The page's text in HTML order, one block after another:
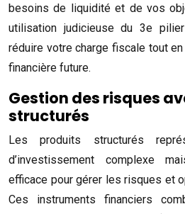
besoins de liquidité et de vos
utilisation judicieuse du 3e
réduire votre charge fiscale tout
financière future.
Gestion des risques
structurés
Les produits structurés
d’investissement complexe
efficace pour gérer les risques et
Ces instruments financiers